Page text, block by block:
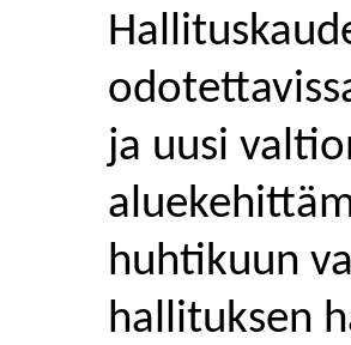
ja uusi
huhtikuun
hallituksen